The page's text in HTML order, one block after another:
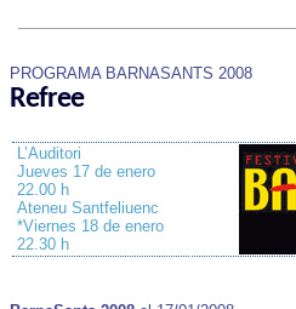
PROGRAMA BARNASANTS 2008
Refree
L’Auditori
Jueves 17 de enero
22.00 h
Ateneu Santfeliuenc
*Viernes 18 de enero
22.30 h